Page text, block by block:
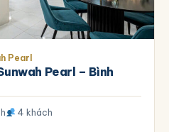
Pearl
Pearl – Bình
4 khách